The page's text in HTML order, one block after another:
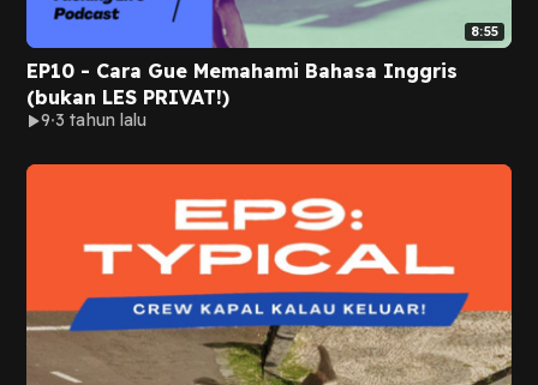
8:55
EP10 - Cara Gue Memahami Bahasa Inggris
(bukan LES PRIVAT!)
9 3 tahun lalu